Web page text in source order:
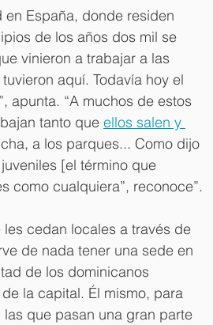
España, donde residen
de los años dos mil se
vinieron a trabajar a las
aquí. Todavía hoy el
apunta. “A muchos de estos
tanto que ellos salen y
a los parques... Como dijo
[el término que
como cualquiera”, reconoce”.
cedan locales a través de
de nada tener una sede en
de los dominicanos
la capital. Él mismo, para
que pasan una gran parte